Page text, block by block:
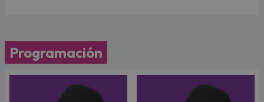
Programación